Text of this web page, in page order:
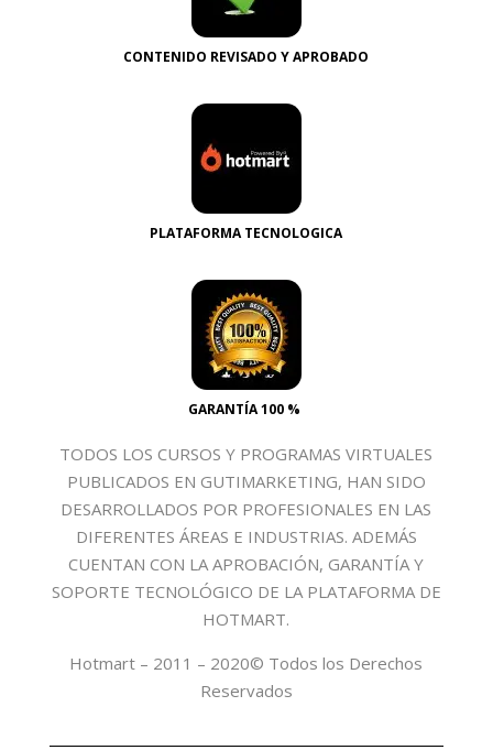
CONTENIDO REVISADO Y APROBADO
PLATAFORMA TECNOLOGICA
GARANTÍA 100 %
TODOS LOS CURSOS Y PROGRAMAS VIRTUALES
PUBLICADOS EN GUTIMARKETING, HAN SIDO
DESARROLLADOS POR PROFESIONALES EN LAS
DIFERENTES ÁREAS E INDUSTRIAS. ADEMÁS
CUENTAN CON LA APROBACIÓN, GARANTÍA Y
SOPORTE TECNOLÓGICO DE LA PLATAFORMA DE
HOTMART.
Hotmart – 2011 – 2020© Todos los Derechos
Reservados